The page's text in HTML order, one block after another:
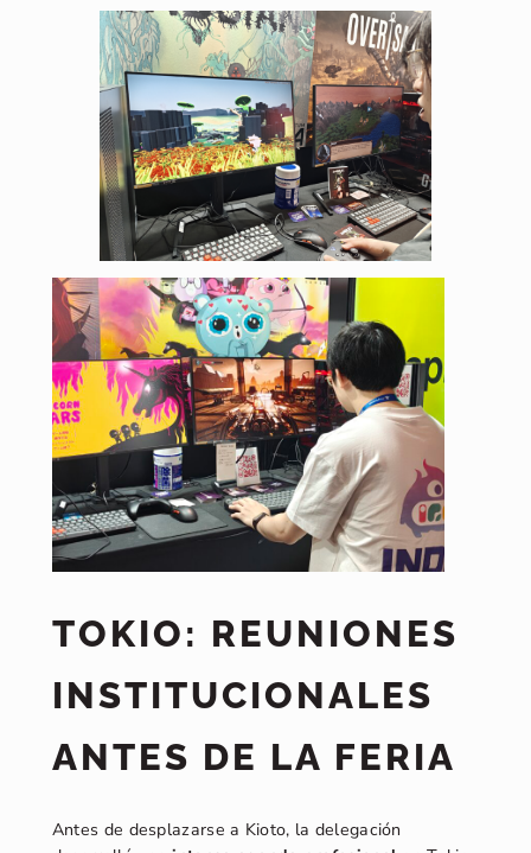
TOKIO: REUNIONES
INSTITUCIONALES
ANTES DE LA FERIA
Antes de desplazarse a Kioto, la delegación